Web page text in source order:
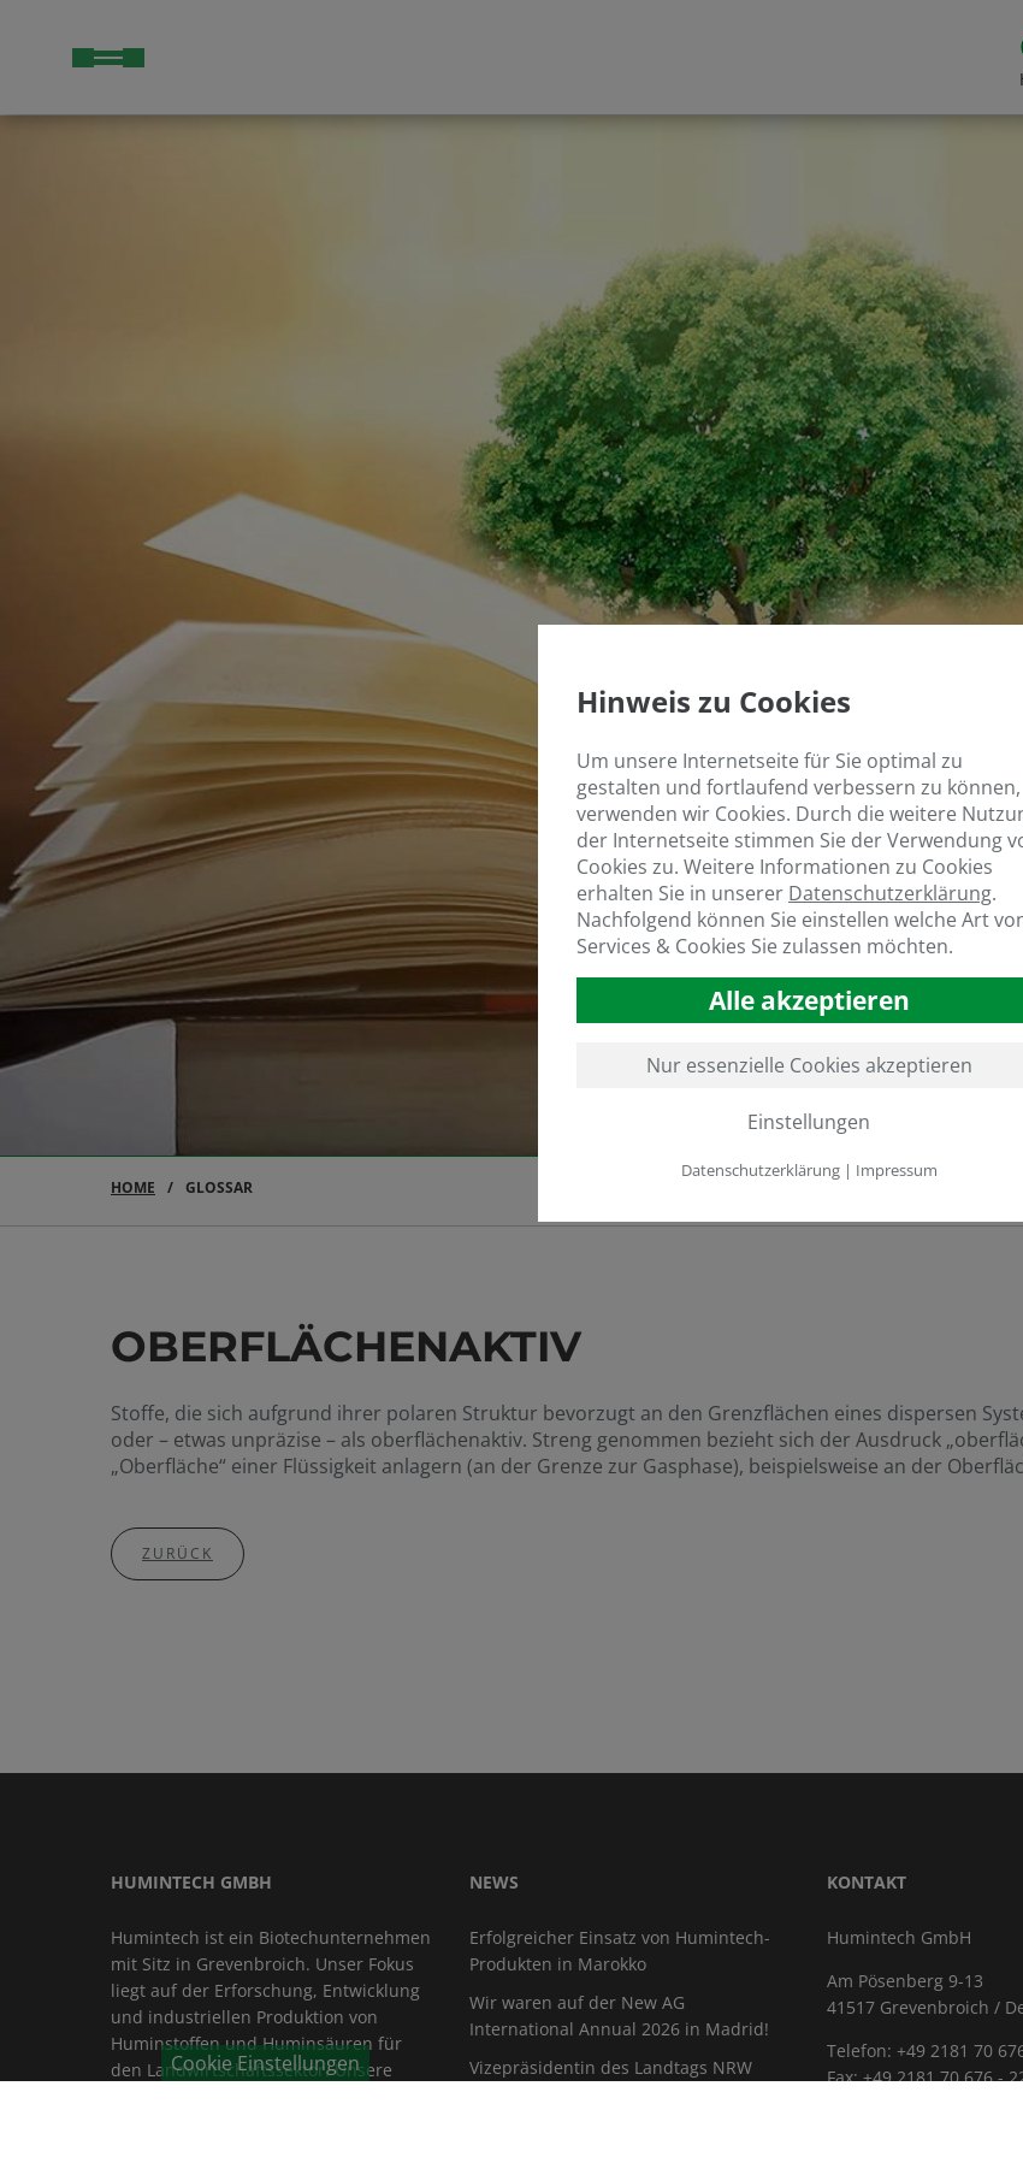
HOME GLOSSAR
OBERFLÄCHENAKTIV
Stoffe, die sich aufgrund ihrer polaren Struktur bevorzugt an den Grenzflächen eines dispersen
oder – etwas unpräzise – als oberflächenaktiv. Streng genommen bezieht sich der Ausdruck
„Oberfläche“ einer Flüssigkeit anlagern (an der Grenze zur Gasphase), beispielsweise an der
ZURÜCK
HUMINTECH GMBH
Humintech ist ein Biotechunternehmen
mit Sitz in Grevenbroich. Unser Fokus
liegt auf der Erforschung, Entwicklung
und industriellen Produktion von
Huminstoffen und Huminsäuren für
den Landwirtschaftssektor. Unsere
NEWS
Erfolgreicher Einsatz von Humintech-
Produkten in Marokko
Wir waren auf der New AG
International Annual 2026 in Madrid!
Vizepräsidentin des Landtags NRW
KONTAKT
Humintech GmbH
Am Pösenberg 9-13
41517 Grevenbroich /
Telefon: +49 2181 70
Fax: +49 2181 70 676 -
Cookie Einstellungen
Hinweis zu Cookies
Um unsere Internetseite für Sie optimal zu
gestalten und fortlaufend verbessern zu können,
verwenden wir Cookies. Durch die weitere
der Internetseite stimmen Sie der Verwendung
Cookies zu. Weitere Informationen zu Cookies
erhalten Sie in unserer Datenschutzerklärung.
Nachfolgend können Sie einstellen welche Art
Services & Cookies Sie zulassen möchten.
Alle akzeptieren
Nur essenzielle Cookies akzeptieren
Einstellungen
Datenschutzerklärung| Impressum